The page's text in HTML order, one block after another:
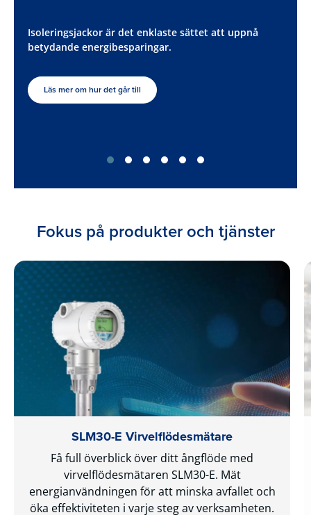
Isoleringsjackor är det enklaste sättet att uppnå
betydande energibesparingar.
Läs mer om hur det går till
Fokus på produkter och tjänster
SLM30-E Virvelflödesmätare
Få full överblick över ditt ångflöde med
virvelflödesmätaren SLM30-E. Mät
energianvändningen för att minska avfallet och
öka effektiviteten i varje steg av verksamheten.